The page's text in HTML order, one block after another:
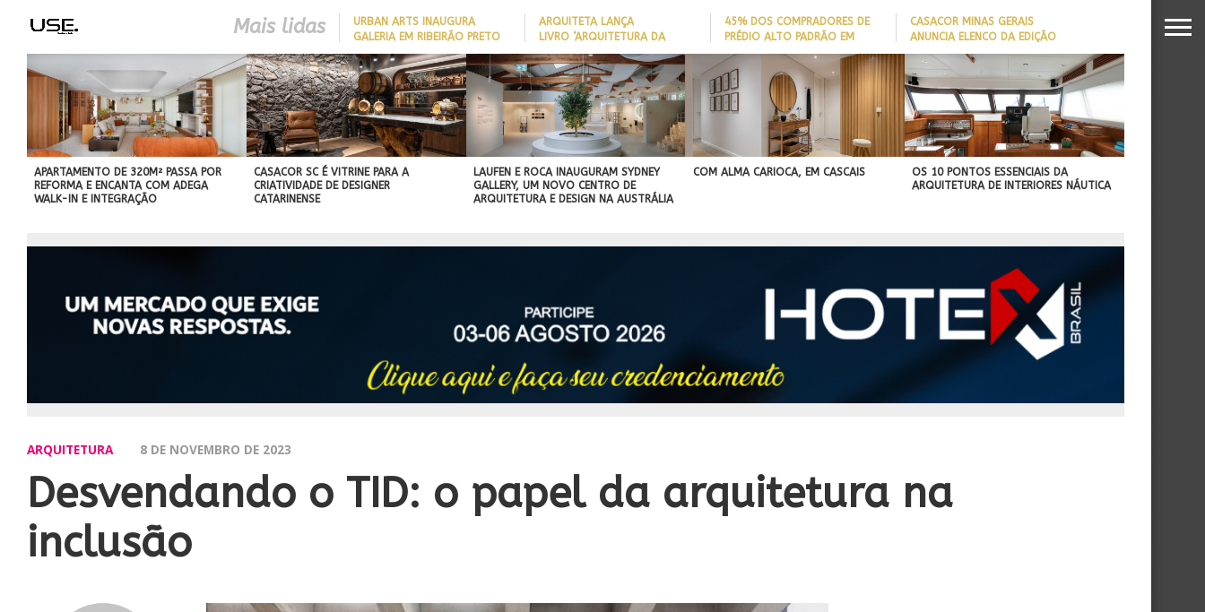
Mais lidas
​URBAN ARTS INAUGURA
GALERIA EM RIBEIRÃO PRETO
ARQUITETA LANÇA
LIVRO ‘ARQUITETURA DA
LONGEVIDADE’ PARA AJUDAR A
REDUZIR QUEDAS DE IDOSOS
EM CASA E ADAPTAR LARES
SEM REFORMAS
45% DOS COMPRADORES DE
PRÉDIO ALTO PADRÃO EM
ITAJAÍ TÊM
EMBARCAÇÃO; DADO REVELA
PERFIL DO NOVO MILIONÁRIO
BRASILEIRO
CASACOR MINAS GERAIS
ANUNCIA ELENCO DA EDIÇÃO
2026
CLOSER 23 SEGUE TENDÊNCIA
DA ARQUITETURA
CONTEMPORÂNEA PARA UNIR
SOFISTICAÇÃO, FUNCIONALIDADE
E CONFORTO
APARTAMENTO DE 320M² PASSA POR
REFORMA E ENCANTA COM ADEGA
WALK-IN E INTEGRAÇÃO
CASACOR SC É VITRINE PARA A
CRIATIVIDADE DE DESIGNER
CATARINENSE
LAUFEN E ROCA INAUGURAM SYDNEY
GALLERY, UM NOVO CENTRO DE
ARQUITETURA E DESIGN NA AUSTRÁLIA
COM ALMA CARIOCA, EM CASCAIS
OS 10 PONTOS ESSENCIAIS DA
ARQUITETURA DE INTERIORES NÁUTICA
ARQUITETURA 8 DE NOVEMBRO DE 2023
Desvendando o TID: o papel da arquitetura na
inclusão